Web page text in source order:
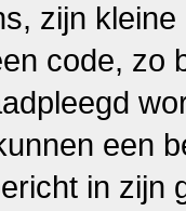
zijn
code, zo
een
in zijn